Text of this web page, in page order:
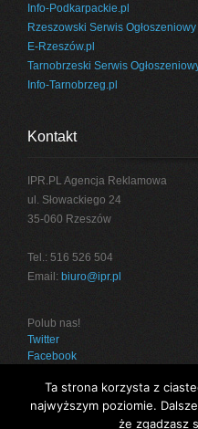
Info-Podkarpackie.pl
Rzeszowski Serwis Ogłoszeniowy
E-Rzeszów.pl
Tarnobrzeski Serwis
Info-Tarnobrzeg.pl
Kontakt
IPR.PL Agencja Reklamowa
ul. Słowackiego 24
35-060 Rzeszów
Tel.: 516 526 504
Email: biuro@ipr.pl
Polub nas!
Twitter
Facebook
Ta strona korzysta z
najwyższym poziomie.
że zgadzasz